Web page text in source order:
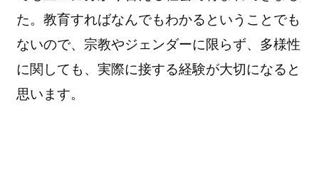
た。教育すればなんでもわかるということでも
ないので、宗教やジェンダーに限らず、多様性
に関しても、実際に接する経験が大切になると
思います。